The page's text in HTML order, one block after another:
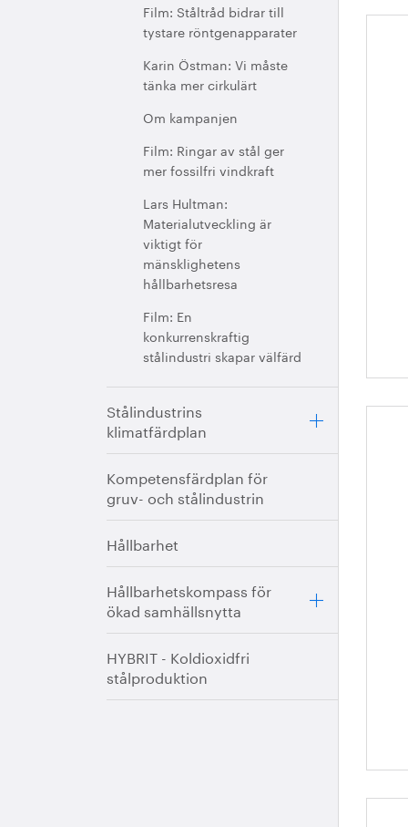
Film: Ståltråd bidrar till
tystare röntgenapparater
Karin Östman: Vi måste
tänka mer cirkulärt
Om kampanjen
Film: Ringar av stål ger
mer fossilfri vindkraft
Lars Hultman:
Materialutveckling är
viktigt för
mänsklighetens
hållbarhetsresa
Film: En
konkurrenskraftig
stålindustri skapar välfärd
Stålindustrins
klimatfärdplan
Kompetensfärdplan för
gruv- och stålindustrin
Hållbarhet
Hållbarhetskompass för
ökad samhällsnytta
HYBRIT - Koldioxidfri
stålproduktion